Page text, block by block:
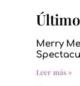
Merry
Leer más »